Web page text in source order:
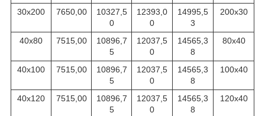
30х200 7650,00
10327,5
0
12393,0
0
14995,5
3
200х30
40х80 7515,00
10896,7
5
12037,5
0
14565,3
8
80х40
40х100 7515,00
10896,7
5
12037,5
0
14565,3
8
100х40
40х120 7515,00
10896,7
5
12037,5
0
14565,3
8
120х40